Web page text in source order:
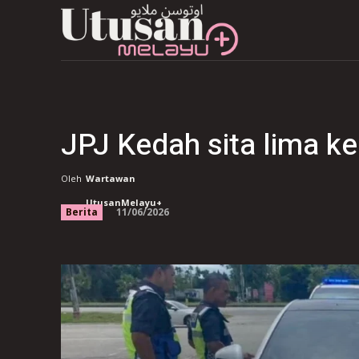
JPJ Kedah sita lima
Oleh Wartawan
UtusanMelayu+
Berita 11/06/2026